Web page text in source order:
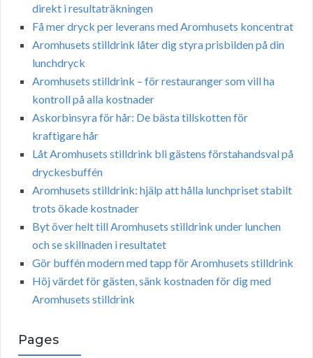
direkt i resultaträkningen
Få mer dryck per leverans med Aromhusets koncentrat
Aromhusets stilldrink låter dig styra prisbilden på din
lunchdryck
Aromhusets stilldrink – för restauranger som vill ha
kontroll på alla kostnader
Askorbinsyra för hår: De bästa tillskotten för
kraftigare hår
Låt Aromhusets stilldrink bli gästens förstahandsval på
dryckesbuffén
Aromhusets stilldrink: hjälp att hålla lunchpriset stabilt
trots ökade kostnader
Byt över helt till Aromhusets stilldrink under lunchen
och se skillnaden i resultatet
Gör buffén modern med tapp för Aromhusets stilldrink
Höj värdet för gästen, sänk kostnaden för dig med
Aromhusets stilldrink
Pages